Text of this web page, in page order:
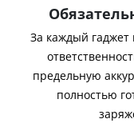
За каждый
предельную
полностью